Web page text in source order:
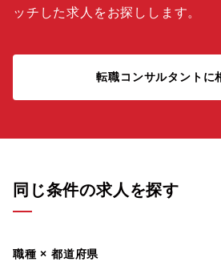
ッチした求人をお探しします。
転職コンサルタントに
同じ条件の求人を探す
職種 × 都道府県